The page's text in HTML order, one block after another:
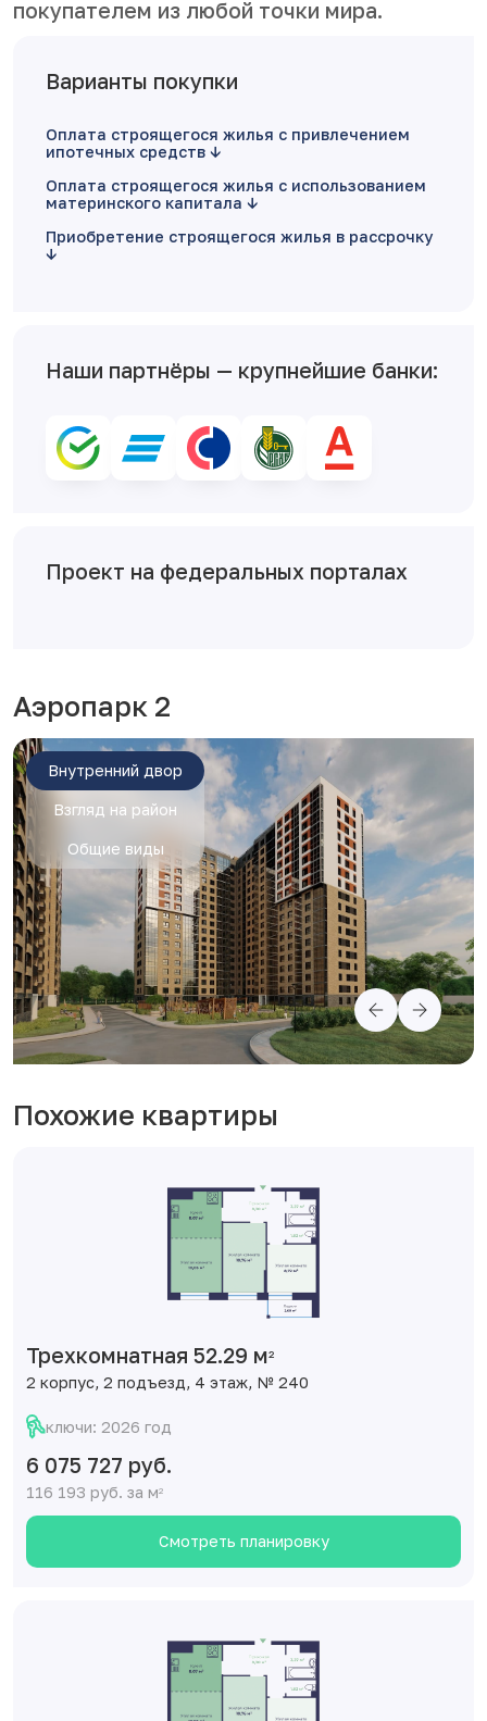
покупателем из любой точки мира.
Варианты покупки
Оплата строящегося жилья с привлечением
ипотечных средств
Оплата строящегося жилья с использованием
материнского капитала
Приобретение строящегося жилья в рассрочку
Наши партнёры — крупнейшие банки:
Проект на федеральных порталах
Аэропарк 2
Внутренний двор
Взгляд на район
Общие виды
Похожие квартиры
Трехкомнатная 52.29 м2
2 корпус, 2 подъезд, 4 этаж, № 240
ключи: 2026 год
6 075 727 руб.
116 193 руб. за м2
Смотреть планировку